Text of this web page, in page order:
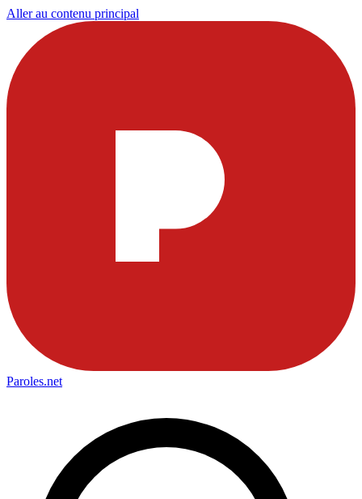
Aller au contenu principal
Paroles.net